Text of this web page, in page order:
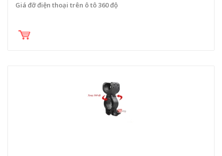
Giá đỡ điện thoại trên ô tô 360 độ